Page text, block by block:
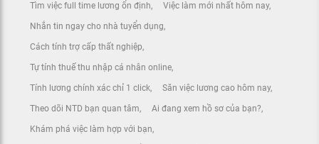
Tìm việc full time lương ổn định Việc làm mới nhất hôm nay
Nhắn tin ngay cho nhà tuyển dụng
Cách tính trợ cấp thất nghiệp
Tự tính thuế thu nhập cá nhân online
Tính lương chính xác chỉ 1 click Săn việc lương cao hôm nay
Theo dõi NTD bạn quan tâm Ai đang xem hồ sơ của bạn?
Khám phá việc làm hợp với bạn